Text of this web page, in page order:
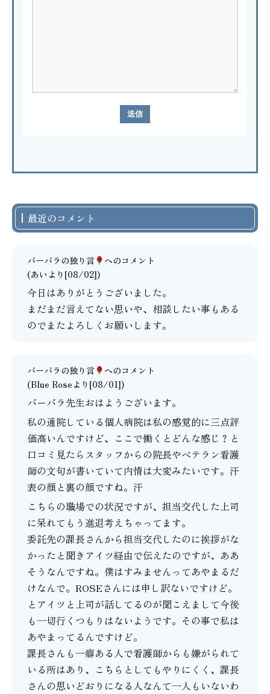
最近のコメント
バーバラの独り言
へのコメント
(あいより[08/02])
今日はありがとうございました。
まだまだ言えてない思いや、相談したい事もある
のでまたよろしくお願いします。
バーバラの独り言
へのコメント
(Blue Roseより[08/01])
バーバラ先生おはようございます。
私の通院している個人病院は私の感覚的に三点評
価高いんですけど、ここで働くとどんな感じ？と
口コミ見たらスタッフからの院長やベテラン看護
師の文句が書いていて内情は大変みたいです。汗
表の顔と裏の顔ですね。汗
こちらの職場での状況ですが、担当交代した上司
に呆れてもう進退考えちゃってます。
委託先の課長さんから担当交代したのに挨拶がな
かったと聞きアイツ経由で伝えたのですが、ああ
そうなんですね。僕はすみませんってあやまるだ
けなんで。ROSEさんには申し訳ないですけど。
とアイツと上司が話してるのが聞こえまして今後
も一切行くつもりはないようです。その事で私は
あやまってるんですけど。
課長さんも一癖ある人で看護師からも嫌がられて
いる所はあり、こちらとしてもやりにくく、課長
さんの思いどおりになる人なんて一人もいないわ